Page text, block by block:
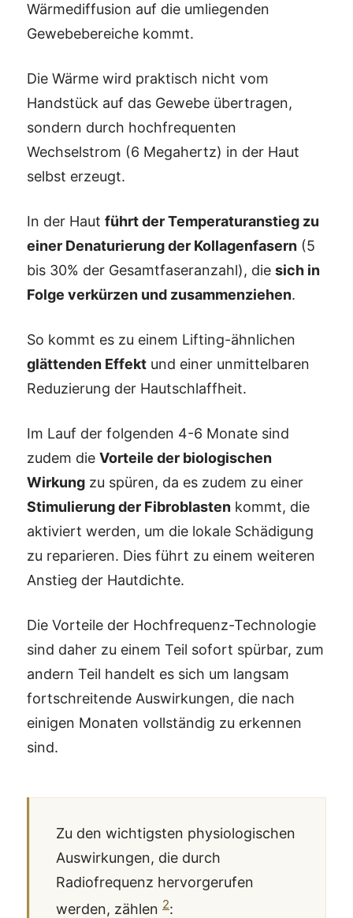
Wärmediffusion auf die umliegenden
Gewebebereiche kommt.
Die Wärme wird praktisch nicht vom
Handstück auf das Gewebe übertragen,
sondern durch hochfrequenten
Wechselstrom (6 Megahertz) in der Haut
selbst erzeugt.
In der Haut führt der Temperaturanstieg zu
einer Denaturierung der Kollagenfasern (5
bis 30% der Gesamtfaseranzahl), die sich in
Folge verkürzen und zusammenziehen.
So kommt es zu einem Lifting-ähnlichen
glättenden Effekt und einer unmittelbaren
Reduzierung der Hautschlaffheit.
Im Lauf der folgenden 4-6 Monate sind
zudem die Vorteile der biologischen
Wirkung zu spüren, da es zudem zu einer
Stimulierung der Fibroblasten kommt, die
aktiviert werden, um die lokale Schädigung
zu reparieren. Dies führt zu einem weiteren
Anstieg der Hautdichte.
Die Vorteile der Hochfrequenz-Technologie
sind daher zu einem Teil sofort spürbar, zum
andern Teil handelt es sich um langsam
fortschreitende Auswirkungen, die nach
einigen Monaten vollständig zu erkennen
sind.
Zu den wichtigsten physiologischen
Auswirkungen, die durch
Radiofrequenz hervorgerufen
werden, zählen 2: